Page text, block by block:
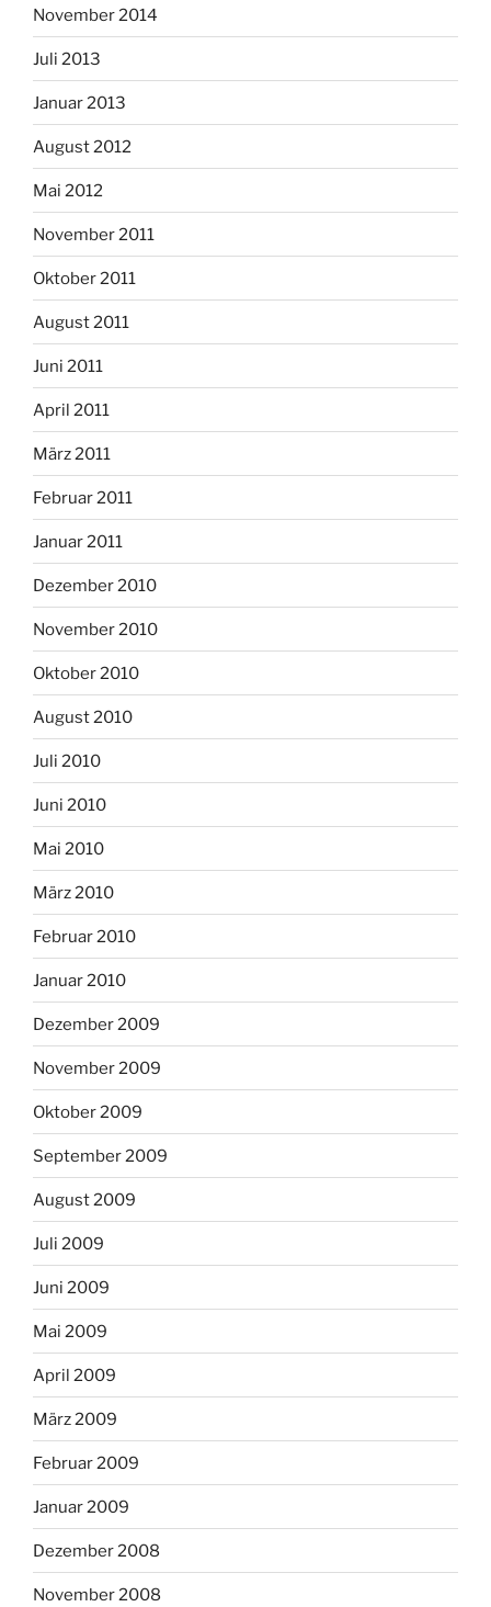
November 2014
Juli 2013
Januar 2013
August 2012
Mai 2012
November 2011
Oktober 2011
August 2011
Juni 2011
April 2011
März 2011
Februar 2011
Januar 2011
Dezember 2010
November 2010
Oktober 2010
August 2010
Juli 2010
Juni 2010
Mai 2010
März 2010
Februar 2010
Januar 2010
Dezember 2009
November 2009
Oktober 2009
September 2009
August 2009
Juli 2009
Juni 2009
Mai 2009
April 2009
März 2009
Februar 2009
Januar 2009
Dezember 2008
November 2008